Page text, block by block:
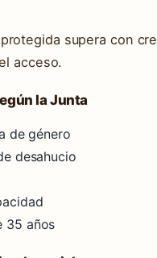
supera con
acceso.
la Junta
de género
desahucio
35 años